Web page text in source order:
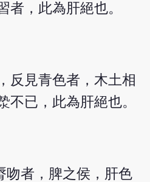
者，此為肝絕也。
反見青色者，木土相
不已，此為肝絕也。
吻者，脾之侯，肝色